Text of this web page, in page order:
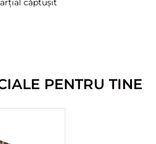
PENTRU TINE